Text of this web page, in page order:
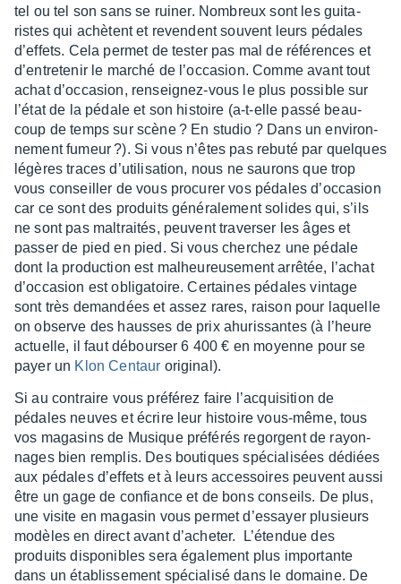
tel ou tel son sans se ruiner. Nombreux sont les guita­
ristes qui achètent et revendent souvent leurs pédales
d’ef­fets. Cela permet de tester pas mal de réfé­rences et
d’en­tre­te­nir le marché de l’oc­ca­sion. Comme avant tout
achat d’oc­ca­sion, rensei­gnez-vous le plus possible sur
l’état de la pédale et son histoire (a-t-elle passé beau­
coup de temps sur scène ? En studio ? Dans un envi­ron­
ne­ment fumeur ?). Si vous n’êtes pas rebuté par quelques
légères traces d’uti­li­sa­tion, nous ne saurons que trop
vous conseiller de vous procu­rer vos pédales d’oc­ca­sion
car ce sont des produits géné­ra­le­ment solides qui, s’ils
ne sont pas maltrai­tés, peuvent traver­ser les âges et
passer de pied en pied. Si vous cher­chez une pédale
dont la produc­tion est malheu­reu­se­ment arrê­tée, l’achat
d’oc­ca­sion est obli­ga­toire. Certaines pédales vintage
sont très deman­dées et assez rares, raison pour laquelle
on observe des hausses de prix ahuris­santes (à l’heure
actuelle, il faut débour­ser 6 400 € en moyenne pour se
payer un Klon Centaur origi­nal).
Si au contraire vous préfé­rez faire l’ac­qui­si­tion de
pédales neuves et écrire leur histoire vous-même, tous
vos maga­sins de Musique préfé­rés regorgent de rayon­
nages bien remplis. Des boutiques spécia­li­sées dédiées
aux pédales d’ef­fets et à leurs acces­soires peuvent aussi
être un gage de confiance et de bons conseils. De plus,
une visite en maga­sin vous permet d’es­sayer plusieurs
modèles en direct avant d’ache­ter. L’éten­due des
produits dispo­nibles sera égale­ment plus impor­tante
dans un établis­se­ment spécia­lisé dans le domaine. De